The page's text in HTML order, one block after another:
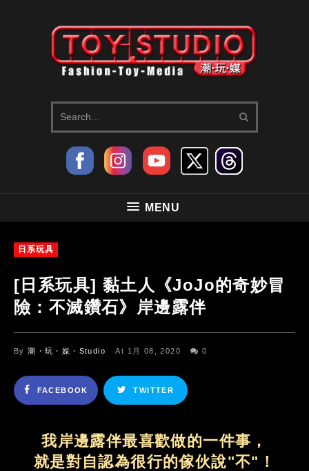
MENU
日系玩具
[日系玩具] 黏土人《JoJo的奇妙冒
險：不滅鑽石》岸邊露伴
By潮・玩・媒・Studio At 1月 08, 2020 0
FACEBOOK TWITTER
我岸邊露伴最喜歡做的一件事，
就是對自認為很行的傢伙說"不"！